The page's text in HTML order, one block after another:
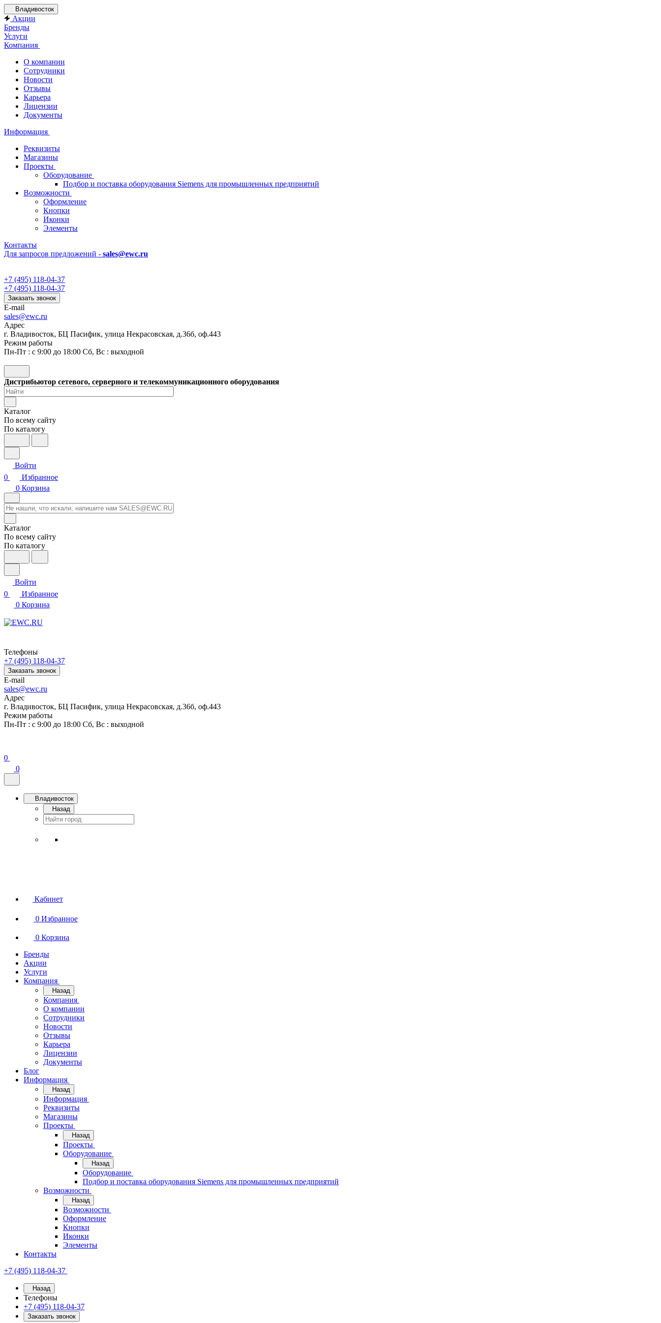
Владивосток
Акции
Бренды
Услуги
Компания
О компании
Сотрудники
Новости
Отзывы
Карьера
Лицензии
Документы
Информация
Реквизиты
Магазины
Проекты
Оборудование
Подбор и поставка оборудования Siemens для промышленных предприятий
Возможности
Оформление
Кнопки
Иконки
Элементы
Контакты
Для запросов предложений - sales@ewc.ru
+7 (495) 118-04-37
+7 (495) 118-04-37
Заказать звонок
E-mail
sales@ewc.ru
Адрес
г. Владивосток, БЦ Пасифик, улица Некрасовская, д.36б, оф.443
Режим работы
Пн-Пт : с 9:00 до 18:00 Сб, Вс : выходной
Дистрибьютор сетевого, серверного и телекоммуникационного оборудования
Каталог
По всему сайту
По каталогу
Войти
0
Избранное
0 Корзина
Каталог
По всему сайту
По каталогу
Войти
0
Избранное
0 Корзина
Телефоны
+7 (495) 118-04-37
Заказать звонок
E-mail
sales@ewc.ru
Адрес
г. Владивосток, БЦ Пасифик, улица Некрасовская, д.36б, оф.443
Режим работы
Пн-Пт : с 9:00 до 18:00 Сб, Вс : выходной
0
0
Владивосток
Назад
Кабинет
0 Избранное
0 Корзина
Бренды
Акции
Услуги
Компания
Назад
Компания
О компании
Сотрудники
Новости
Отзывы
Карьера
Лицензии
Документы
Блог
Информация
Назад
Информация
Реквизиты
Магазины
Проекты
Назад
Проекты
Оборудование
Назад
Оборудование
Подбор и поставка оборудования Siemens для промышленных предприятий
Возможности
Назад
Возможности
Оформление
Кнопки
Иконки
Элементы
Контакты
+7 (495) 118-04-37
Назад
Телефоны
+7 (495) 118-04-37
Заказать звонок